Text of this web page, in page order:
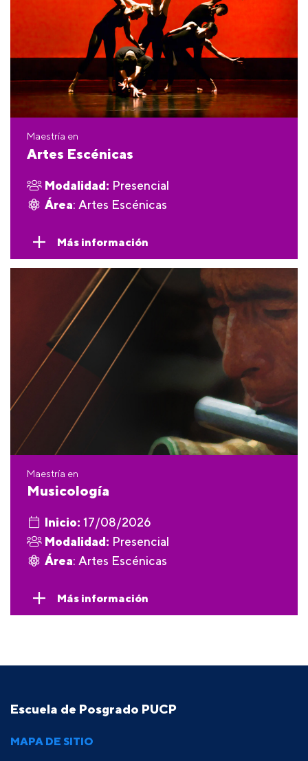
Maestría en
Artes Escénicas
Modalidad: Presencial
Área: Artes Escénicas
Más información
Maestría en
Musicología
Inicio: 17/08/2026
Modalidad: Presencial
Área: Artes Escénicas
Más información
Escuela de Posgrado PUCP
MAPA DE SITIO